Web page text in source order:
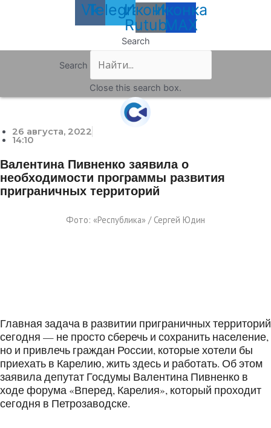
Vk
Telegram
Иконка
Rutube
Иконка
MAX
Search
Search
Close this search box.
26 августа, 2022
14:10
Валентина Пивненко заявила о
необходимости программы развития
приграничных территорий
Фото: «Республика» / Сергей Юдин
Главная задача в развитии приграничных территорий
сегодня — не просто сберечь и сохранить население,
но и привлечь граждан России, которые хотели бы
приехать в Карелию, жить здесь и работать. Об этом
заявила депутат Госдумы Валентина Пивненко в
ходе форума «Вперед, Карелия», который проходит
сегодня в Петрозаводске.